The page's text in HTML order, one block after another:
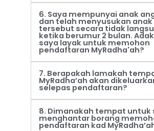
6. Saya mempunyai anak
dan telah menyusukan anak
tersebut secara tidak
ketika berumur 2 bulan.
saya layak untuk memohon
pendaftaran MyRadha'ah?
7. Berapakah lamakah
MyRadha’ah akan
selepas pendaftaran?
8. Dimanakah tempat untuk
menghantar borang
pendaftaran kad